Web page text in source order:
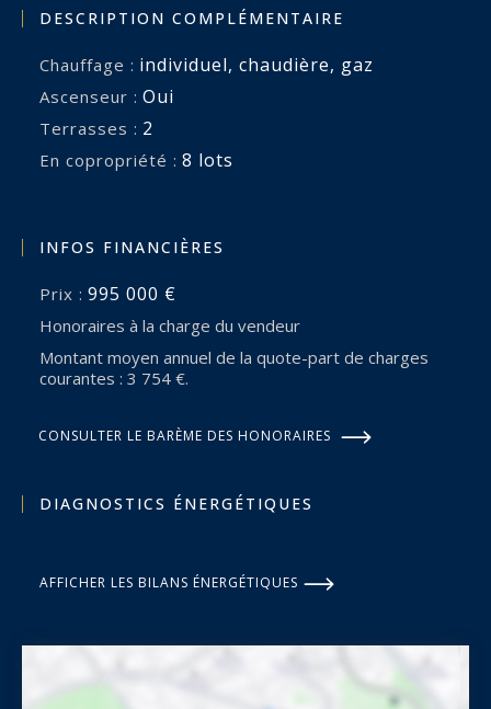
DESCRIPTION COMPLÉMENTAIRE
Chauffage : individuel, chaudière, gaz
Ascenseur : Oui
terrasses : 2
En copropriété : 8 lots
INFOS FINANCIÈRES
Prix : 995 000 €
Honoraires à la charge du vendeur
Montant moyen annuel de la quote-part de charges
courantes : 3 754 €.
CONSULTER LE BARÈME DES HONORAIRES
DIAGNOSTICS ÉNERGÉTIQUES
AFFICHER LES BILANS ÉNERGÉTIQUES